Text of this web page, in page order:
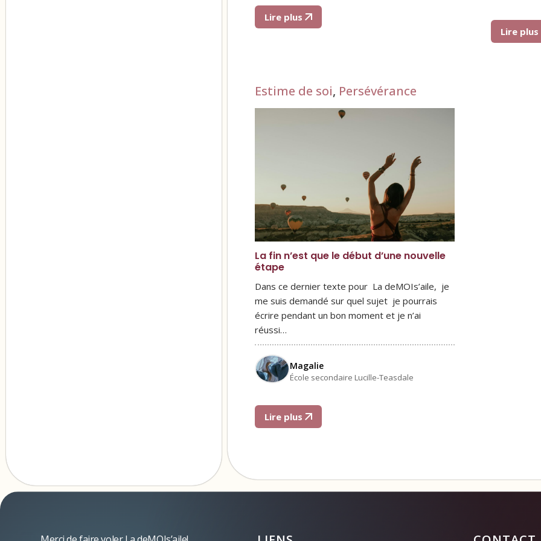
Lire plus
Lire plus
Estime de soi, Persévérance
La fin n’est que le début d’une nouvelle
étape
Dans ce dernier texte pour La deMOIs’aile, je
me suis demandé sur quel sujet je pourrais
écrire pendant un bon moment et je n’ai
réussi…
Magalie
École secondaire Lucille-Teasdale
Lire plus